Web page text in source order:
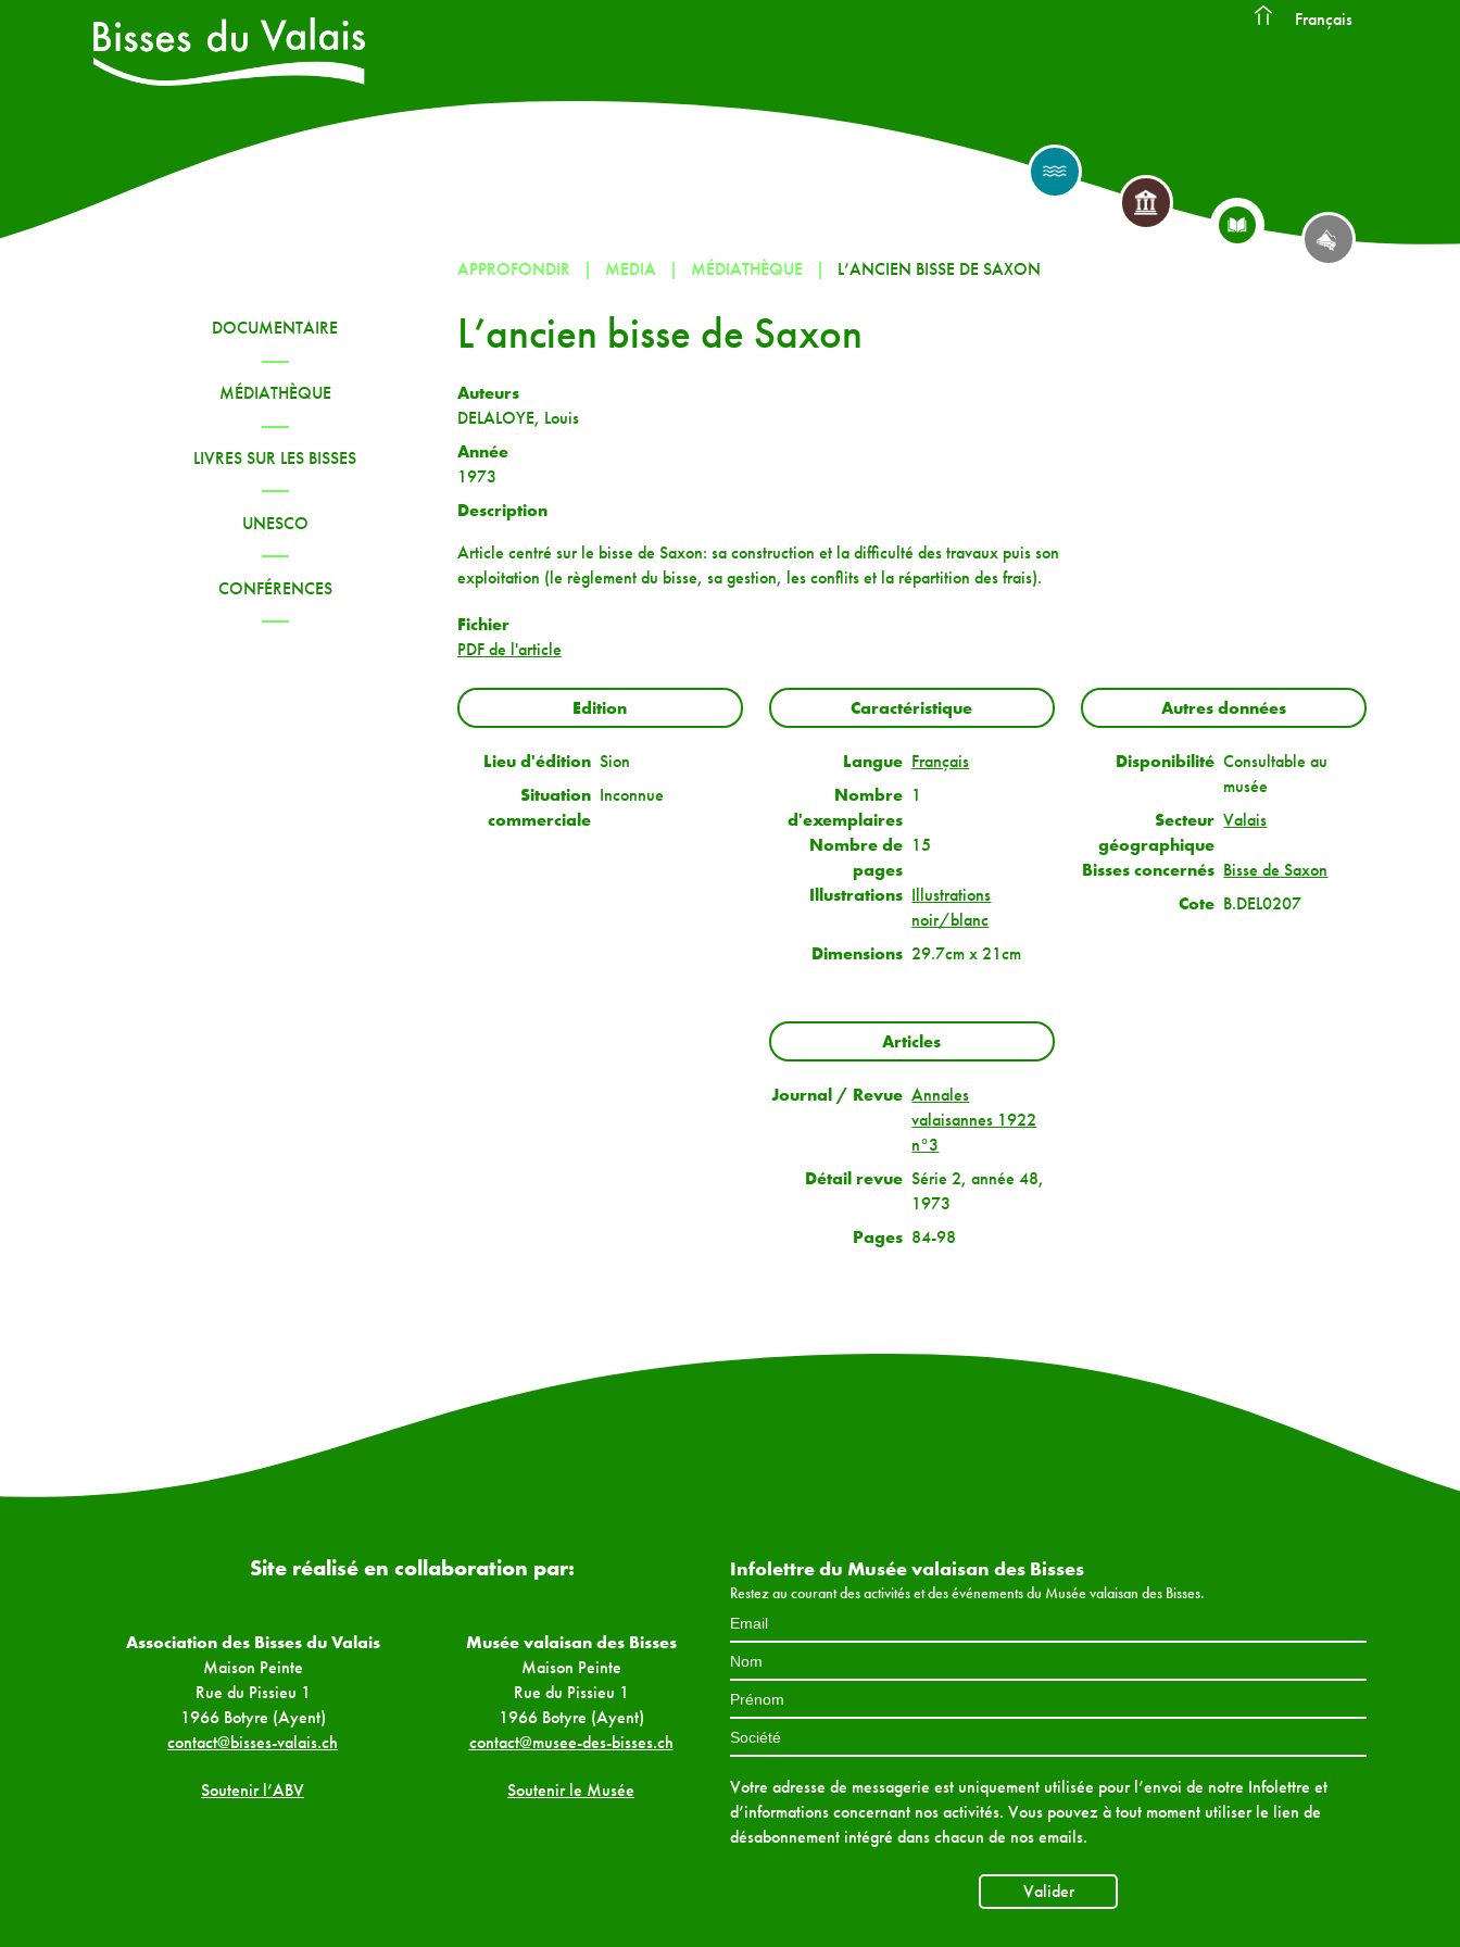
Français
DOCUMENTAIRE
MÉDIATHÈQUE
LIVRES SUR LES BISSES
UNESCO
CONFÉRENCES
APPROFONDIR MEDIA MÉDIATHÈQUE L’ANCIEN BISSE DE SAXON
L’ancien bisse de Saxon
Auteurs
DELALOYE, Louis
Année
1973
Description
Article centré sur le bisse de Saxon: sa construction et la difficulté des travaux puis son
exploitation (le règlement du bisse, sa gestion, les conflits et la répartition des frais).
Fichier
PDF de l'article
Edition
Lieu d'édition Sion
Situation
commerciale
Inconnue
Caractéristique
Langue Français
Nombre
d'exemplaires
1
Nombre de
pages
15
Illustrations Illustrations
noir/blanc
Dimensions 29.7cm x 21cm
Autres données
Disponibilité Consultable au
musée
Secteur
géographique
Valais
Bisses concernés Bisse de Saxon
Cote B.DEL0207
Articles
Journal / Revue Annales
valaisannes 1922
n°3
Détail revue Série 2, année 48,
1973
Pages 84-98
Site réalisé en collaboration par:
Association des Bisses du Valais
Maison Peinte
Rue du Pissieu 1
1966 Botyre (Ayent)
contact@bisses-valais.ch
Soutenir l’ABV
Musée valaisan des Bisses
Maison Peinte
Rue du Pissieu 1
1966 Botyre (Ayent)
contact@musee-des-bisses.ch
Soutenir le Musée
Infolettre du Musée valaisan des Bisses
Restez au courant des activités et des événements du Musée valaisan des Bisses.
Votre adresse de messagerie est uniquement utilisée pour l’envoi de notre Infolettre et
d’informations concernant nos activités. Vous pouvez à tout moment utiliser le lien de
désabonnement intégré dans chacun de nos emails.